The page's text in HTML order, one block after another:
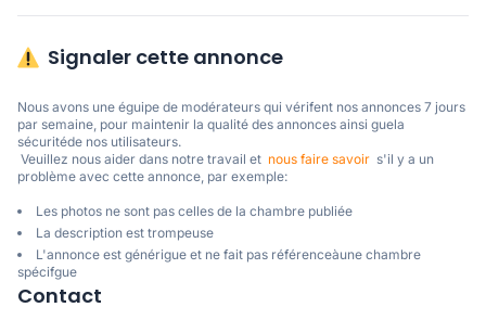
Signaler cette annonce
Nous avons une éguipe de modérateurs qui vérifent nos annonces 7 jours
par semaine, pour maintenir la qualité des annonces ainsi guela
sécuritéde nos utilisateurs.
Veuillez nous aider dans notre travail et nous faire savoir
  s'il y a un
problème avec cette annonce, par exemple:
Les photos ne sont pas celles de la chambre publiée
La description est trompeuse
L'annonce est générigue et ne fait pas référenceàune chambre
spécifgue
Contact